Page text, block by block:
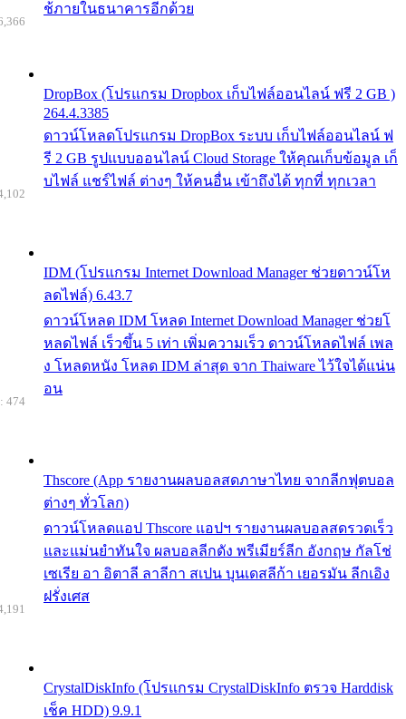
ช้ภายในธนาคารอีกด้วย
DropBox (โปรแกรม Dropbox เก็บไฟล์ออนไลน์ ฟรี 2 GB )
264.4.3385
ดาวน์โหลดโปรแกรม DropBox ระบบ เก็บไฟล์ออนไลน์ ฟ
รี 2 GB รูปแบบออนไลน์ Cloud Storage ให้คุณเก็บข้อมูล เก็
บไฟล์ แชร์ไฟล์ ต่างๆ ให้คนอื่น เข้าถึงได้ ทุกที่ ทุกเวลา
IDM (โปรแกรม Internet Download Manager ช่วยดาวน์โห
ลดไฟล์) 6.43.7
ดาวน์โหลด IDM โหลด Internet Download Manager ช่วยโ
หลดไฟล์ เร็วขึ้น 5 เท่า เพิ่มความเร็ว ดาวน์โหลดไฟล์ เพล
ง โหลดหนัง โหลด IDM ล่าสุด จาก Thaiware ไว้ใจได้แน่น
อน
Thscore (App รายงานผลบอลสดภาษาไทย จากลีกฟุตบอล
ต่างๆ ทั่วโลก)
ดาวน์โหลดแอป Thscore แอปฯ รายงานผลบอลสดรวดเร็ว
และแม่นยำทันใจ ผลบอลลีกดัง พรีเมียร์ลีก อังกฤษ กัลโช่
เซเรีย อา อิตาลี ลาลีกา สเปน บุนเดสลีก้า เยอรมัน ลีกเอิง
ฝรั่งเศส
474
CrystalDiskInfo (โปรแกรม CrystalDiskInfo ตรวจ Harddisk
เช็ค HDD) 9.9.1